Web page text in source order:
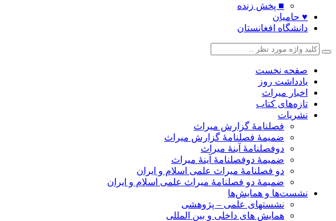
■ پخش زنده
♥ حامیان
دانشگاه افغانستان
صفحه نخست
یادداشت روز
اخبار میراث
تازه‌های کتاب
نشریات
فصلنامۀ گزارش میراث
ضمیمۀ فصلنامۀ گزارش میراث
دوفصلنامۀ آینۀ میراث
ضمیمۀ دوفصلنامۀ آینۀ میراث
دو فصلنامۀ میراث علمی اسلام و ایران
ضمیمۀ دو فصلنامۀ میراث علمی اسلام و ایران
نشست‌ها و همایش‌ها
نشستهای علمی – پژوهشی
همایش های داخلی و بین المللی